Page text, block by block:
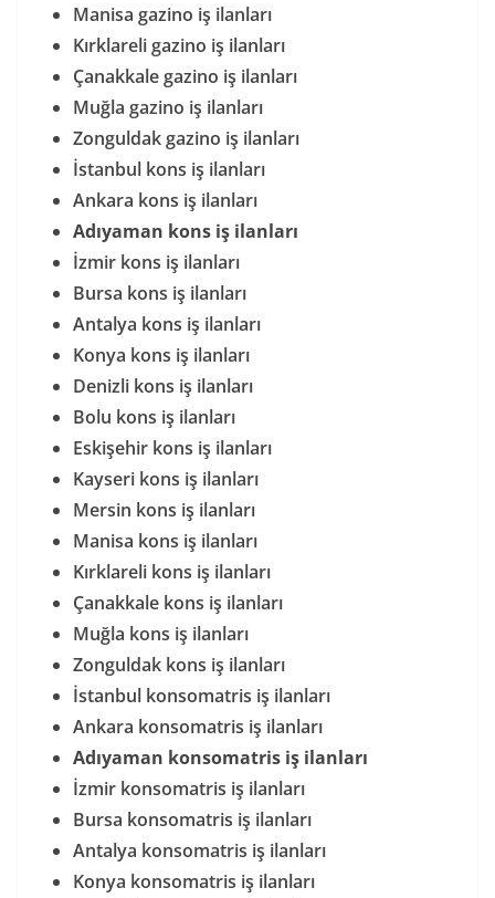
Manisa gazino iş ilanları
Kırklareli gazino iş ilanları
Çanakkale gazino iş ilanları
Muğla gazino iş ilanları
Zonguldak gazino iş ilanları
İstanbul kons iş ilanları
Ankara kons iş ilanları
Adıyaman kons iş ilanları
İzmir kons iş ilanları
Bursa kons iş ilanları
Antalya kons iş ilanları
Konya kons iş ilanları
Denizli kons iş ilanları
Bolu kons iş ilanları
Eskişehir kons iş ilanları
Kayseri kons iş ilanları
Mersin kons iş ilanları
Manisa kons iş ilanları
Kırklareli kons iş ilanları
Çanakkale kons iş ilanları
Muğla kons iş ilanları
Zonguldak kons iş ilanları
İstanbul konsomatris iş ilanları
Ankara konsomatris iş ilanları
Adıyaman konsomatris iş ilanları
İzmir konsomatris iş ilanları
Bursa konsomatris iş ilanları
Antalya konsomatris iş ilanları
Konya konsomatris iş ilanları